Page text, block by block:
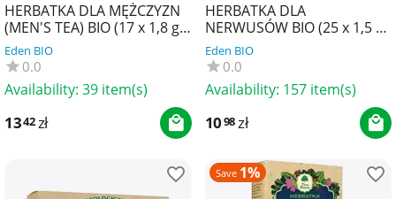
HERBATKA DLA MĘŻCZYZN
(MEN'S TEA) BIO (17 x 1,8 g)
30,6 g - YOGI TEA
Eden BIO
0.0
Availability: 39 item(s)
1342zł
HERBATKA DLA
NERWUSÓW BIO (25 x 1,5 g)
37,5 g - DARY NATURY
Eden BIO
0.0
Availability: 157 item(s)
1098zł
Save 1%